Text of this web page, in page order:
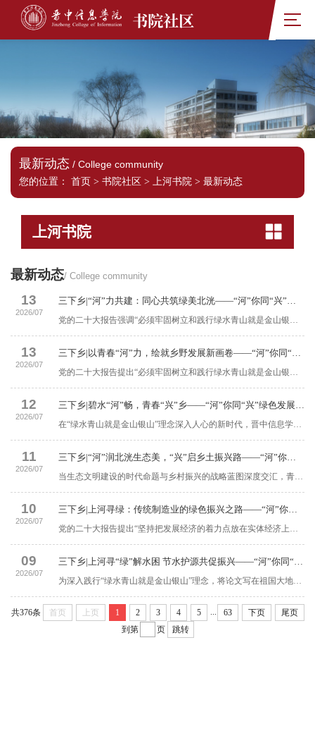
书院社区
最新动态 / College community
您的位置：
首页 > 书院社区 > 上河书院 > 最新动态
上河书院
最新动态/ College community
13
2026/07
13
2026/07
12
2026/07
11
2026/07
10
2026/07
09
2026/07
共376条 首页 上页 1 2 3 4 5 63 下页
尾页
到第
页 跳转